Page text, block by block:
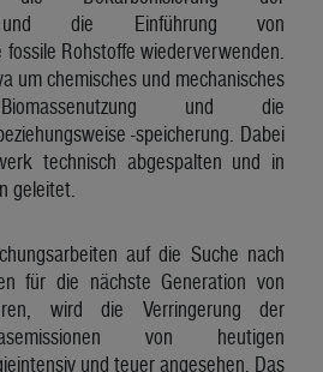
und die Einführung von
Rohstoffe wiederverwenden.
um chemisches und mechanisches
und die
-speicherung. Dabei
technisch abgespalten und in
geleitet.
auf die Suche nach
für die nächste Generation von
wird die Verringerung der
von heutigen
und teuer angesehen. Das